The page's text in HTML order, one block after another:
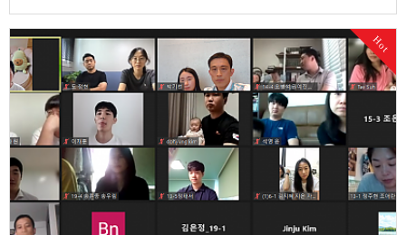
려와 걱정으로 억눌려진 우리 주변의 친구, 동료들을 위한 집회였습니다. 형
제자매님들의 부담교통, 간증, 찬송을 통해 이번 집회가 복음친…
Hot